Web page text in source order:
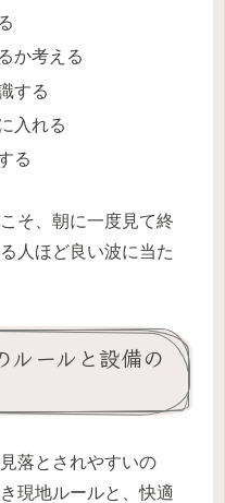
か考える
する
入れる
る
そ、朝に一度見て終
人ほど良い波に当た
ルールと設備の
落とされやすいの
現地ルールと、快適